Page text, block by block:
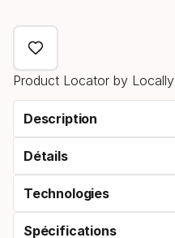
Product Locator by Locally
Description
Détails
Technologies
Spécifications